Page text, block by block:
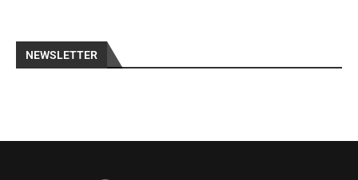
NEWSLETTER